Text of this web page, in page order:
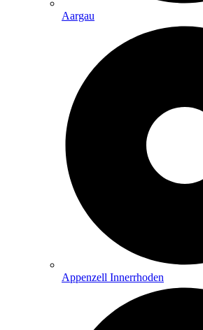
Aargau
Appenzell Innerrhoden